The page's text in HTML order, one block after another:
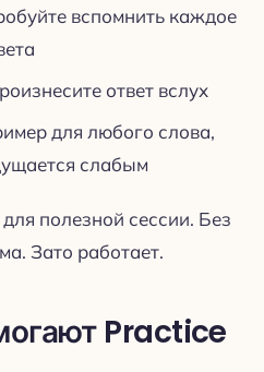
вспомнить каждое
ответ вслух
для любого слова,
слабым
полезной сессии. Без
Зато работает.
Practice